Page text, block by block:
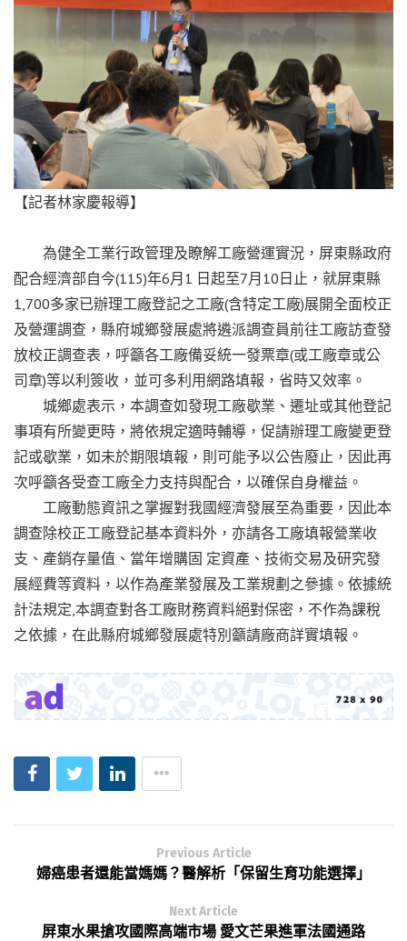
【記者林家慶報導】
為健全工業行政管理及瞭解工廠營運實況，屏東縣政府
配合經濟部自今(115)年6月1 日起至7月10日止，就屏東縣
1,700多家已辦理工廠登記之工廠(含特定工廠)展開全面校正
及營運調查，縣府城鄉發展處將遴派調查員前往工廠訪查發
放校正調查表，呼籲各工廠備妥統一發票章(或工廠章或公
司章)等以利簽收，並可多利用網路填報，省時又效率。
城鄉處表示，本調查如發現工廠歇業、遷址或其他登記
事項有所變更時，將依規定適時輔導，促請辦理工廠變更登
記或歇業，如未於期限填報，則可能予以公告廢止，因此再
次呼籲各受查工廠全力支持與配合，以確保自身權益。
工廠動態資訊之掌握對我國經濟發展至為重要，因此本
調查除校正工廠登記基本資料外，亦請各工廠填報營業收
支、產銷存量值、當年增購固 定資產、技術交易及研究發
展經費等資料，以作為產業發展及工業規劃之參據。依據統
計法規定,本調查對各工廠財務資料絕對保密，不作為課稅
之依據，在此縣府城鄉發展處特別籲請廠商詳實填報。
Previous Article
婦癌患者還能當媽媽？醫解析「保留生育功能選擇」
Next Article
屏東水果搶攻國際高端市場 愛文芒果進軍法國通路